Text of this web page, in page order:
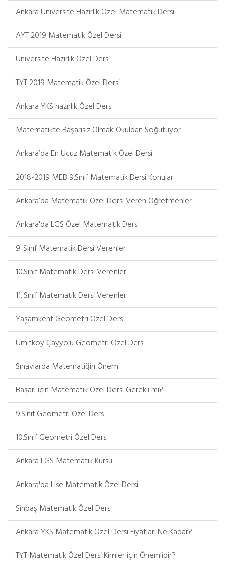
Ankara Üniversite Hazırlık Özel Matematik Dersi
AYT 2019 Matematik Özel Dersi
Üniversite Hazırlık Özel Ders
TYT 2019 Matematik Özel Dersi
Ankara YKS hazırlık Özel Ders
Matematikte Başarısız Olmak Okuldan Soğutuyor
Ankara’da En Ucuz Matematik Özel Dersi
2018-2019 MEB 9.Sınıf Matematik Dersi Konuları
Ankara’da Matematik Özel Dersi Veren Öğretmenler
Ankara'da LGS Özel Matematik Dersi
9. Sınıf Matematik Dersi Verenler
10.Sınıf Matematik Dersi Verenler
11. Sınıf Matematik Dersi Verenler
Yaşamkent Geometri Özel Ders
Ümitköy Çayyolu Geometri Özel Ders
Sınavlarda Matematiğin Önemi
Başarı için Matematik Özel Dersi Gerekli mi?
9.Sınıf Geometri Özel Ders
10.Sınıf Geometri Özel Ders
Ankara LGS Matematik Kursu
Ankara'da Lise Matematik Özel Dersi
Sinpaş Matematik Özel Ders
Ankara YKS Matematik Özel Dersi Fiyatları Ne Kadar?
TYT Matematik Özel Dersi Kimler için Önemlidir?